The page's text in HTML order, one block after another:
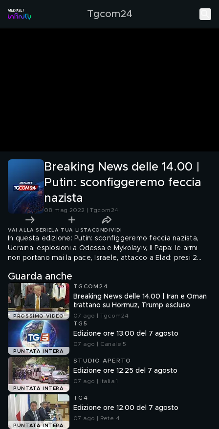
Tgcom24
Breaking News delle 14.00 |
Putin: sconfiggeremo feccia
nazista
08 mag 2022 | Tgcom24
VAI ALLA SERIE LA TUA LISTA CONDIVIDI
In questa edizione: Putin: sconfiggeremo feccia nazista,
Ucraina, esplosioni a Odessa e Mykolayiv, Il Papa: le armi
non portano mai la pace, Israele, attacco a Elad: presi 2
Calcio, si gioca la terz'ultima di Serie A.
Guarda anche
PROSSIMO VIDEO
TGCOM24
Breaking News delle 14.00 | Iran e Oman
trattano su Hormuz, Trump escluso
07 ago | Tgcom24
PUNTATA INTERA
TG5
Edizione ore 13.00 del 7 agosto
07 ago | Canale 5
PUNTATA INTERA
STUDIO APERTO
Edizione ore 12.25 del 7 agosto
07 ago | Italia 1
PUNTATA INTERA
TG4
Edizione ore 12.00 del 7 agosto
07 ago | Rete 4